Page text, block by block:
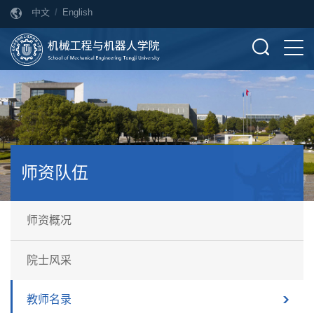
中文 / English
师资队伍
师资概况
院士风采
教师名录